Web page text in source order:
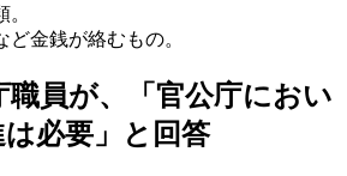
ど金銭が絡むもの。
職員が、「官公庁におい
必要」と回答